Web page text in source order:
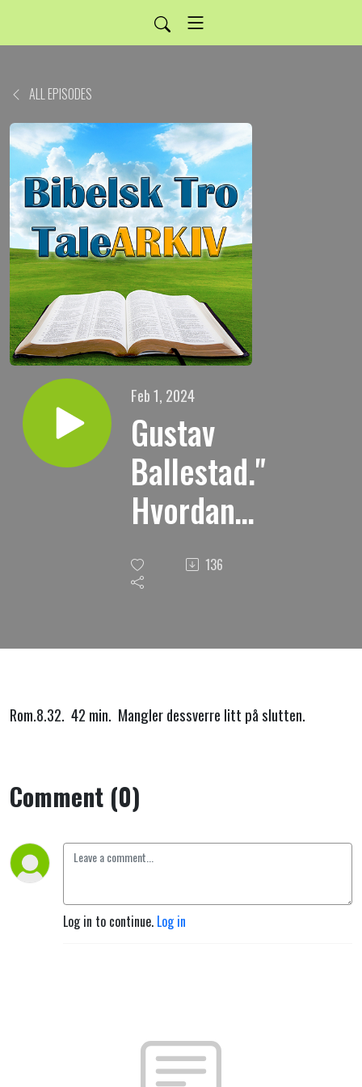
ALL EPISODES
Feb 1, 2024
Gustav
Ballestad."
Hvordan
skulle han
kunne
å gi oss
alle ting
ham.?
136
Rom.8.32. 42 min. Mangler dessverre litt på slutten.
Comment (0)
Log in to continue. Log in